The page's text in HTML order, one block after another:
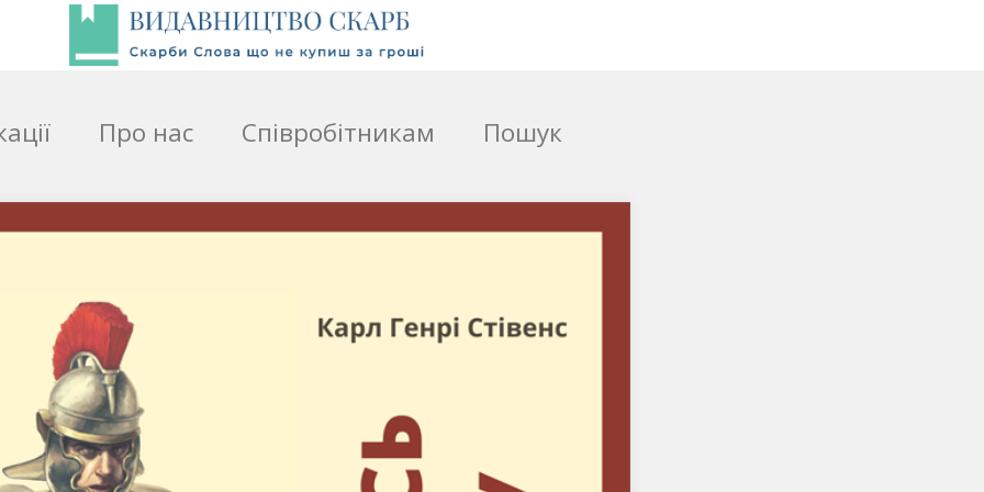
Про нас Співробітникам Пошук